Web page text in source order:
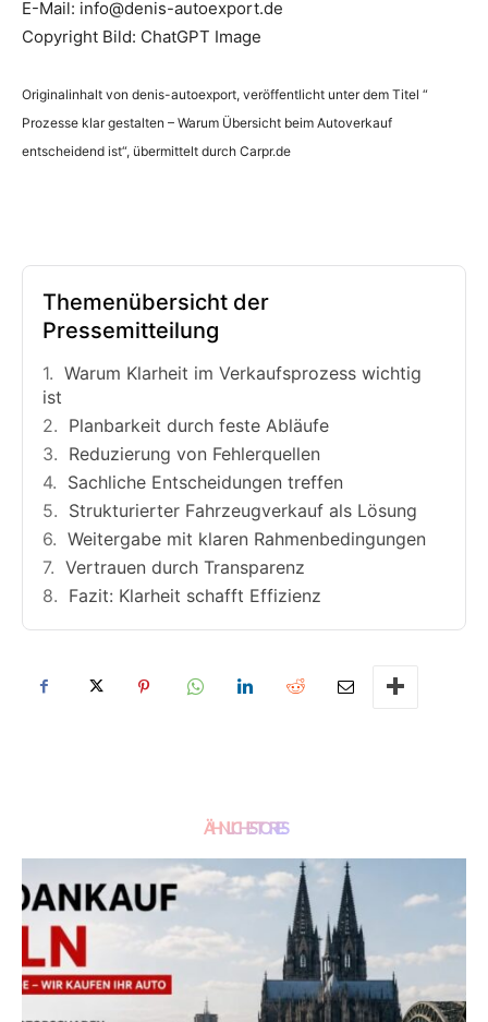
E-Mail: info@denis-autoexport.de
Copyright Bild: ChatGPT Image
Originalinhalt von denis-autoexport, veröffentlicht unter dem Titel “
Prozesse klar gestalten – Warum Übersicht beim Autoverkauf
entscheidend ist“, übermittelt durch Carpr.de
Themenübersicht der
Pressemitteilung
Warum Klarheit im Verkaufsprozess wichtig
ist
Planbarkeit durch feste Abläufe
Reduzierung von Fehlerquellen
Sachliche Entscheidungen treffen
Strukturierter Fahrzeugverkauf als Lösung
Weitergabe mit klaren Rahmenbedingungen
Vertrauen durch Transparenz
Fazit: Klarheit schafft Effizienz
ÄHNLICHE STORIES